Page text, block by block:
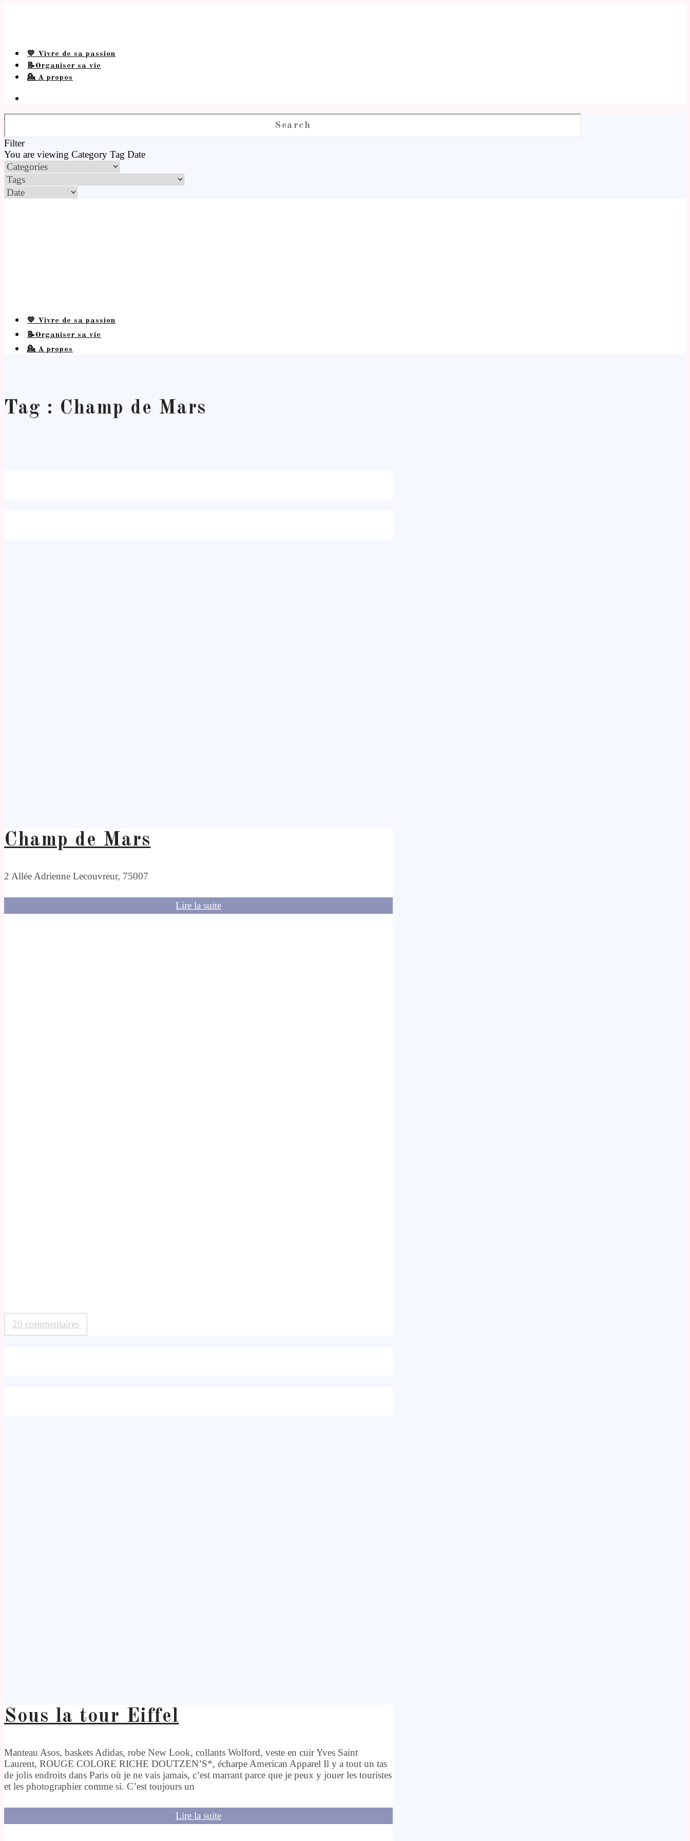
💛 Vivre de sa passion
📝Organiser sa vie
💁 A propos
Filter
You are viewing Category Tag Date
💛 Vivre de sa passion
📝Organiser sa vie
💁 A propos
Tag : Champ de Mars
Champ de Mars
2 Allée Adrienne Lecouvreur, 75007
Lire la suite
20 commentaires
Sous la tour Eiffel
Manteau Asos, baskets Adidas, robe New Look, collants Wolford, veste en cuir Yves Saint
Laurent, ROUGE COLORE RICHE DOUTZEN’S*, écharpe American Apparel Il y a tout un tas
de jolis endroits dans Paris où je ne vais jamais, c’est marrant parce que je peux y jouer les touristes
et les photographier comme si. C’est toujours un
Lire la suite